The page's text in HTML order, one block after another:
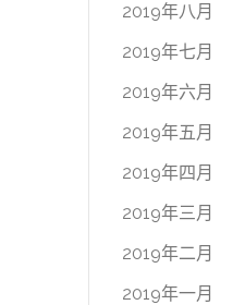
2019年八月
2019年七月
2019年六月
2019年五月
2019年四月
2019年三月
2019年二月
2019年一月